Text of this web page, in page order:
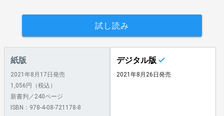
試し読み
紙版
2021年8月17日発売
1,056円（税込）
新書判／240ページ
ISBN：978-4-08-721178-8
デジタル版
2021年8月26日発売